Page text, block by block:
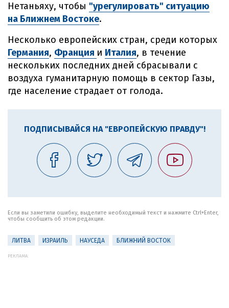
Нетаньяху, чтобы "урегулировать" ситуацию
на Ближнем Востоке.
Несколько европейских стран, среди которых
Германия, Франция и Италия, в течение
нескольких последних дней сбрасывали с
воздуха гуманитарную помощь в сектор Газы,
где население страдает от голода.
ПОДПИСЫВАЙСЯ НА "ЕВРОПЕЙСКУЮ ПРАВДУ"!
Если вы заметили ошибку, выделите необходимый текст и нажмите Ctrl+Enter,
чтобы сообщить об этом редакции.
ЛИТВА ИЗРАИЛЬ НАУСЕДА БЛИЖНИЙ ВОСТОК
РЕКЛАМА: